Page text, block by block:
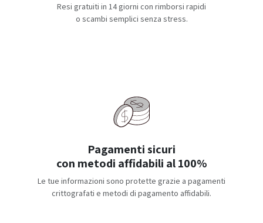
Resi gratuiti in 14 giorni con rimborsi rapidi
o scambi semplici senza stress.
Pagamenti sicuri
con metodi affidabili al 100%
Le tue informazioni sono protette grazie a pagamenti
crittografati e metodi di pagamento affidabili.